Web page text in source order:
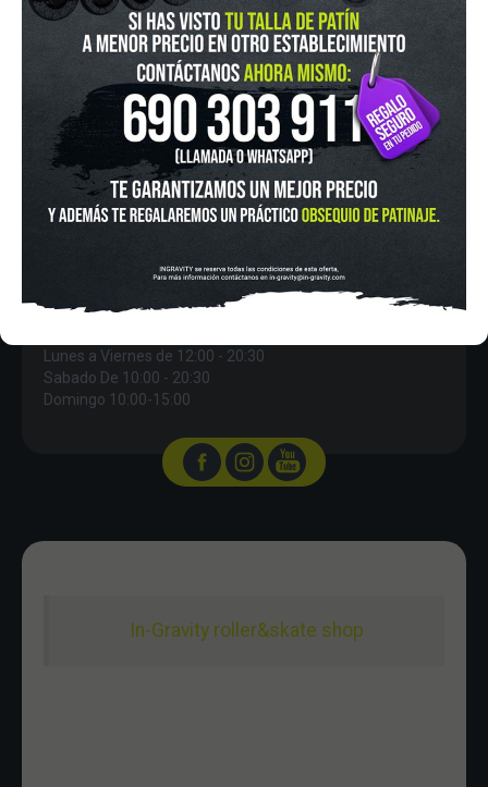
In-Gravity roller&skate shop
IN-GRAVITY MADRID RETIRO
915 524 553
Lunes a Viernes de 12:00 - 20:30
Sabado De 10:00 - 20:30
Domingo 10:00-15:00